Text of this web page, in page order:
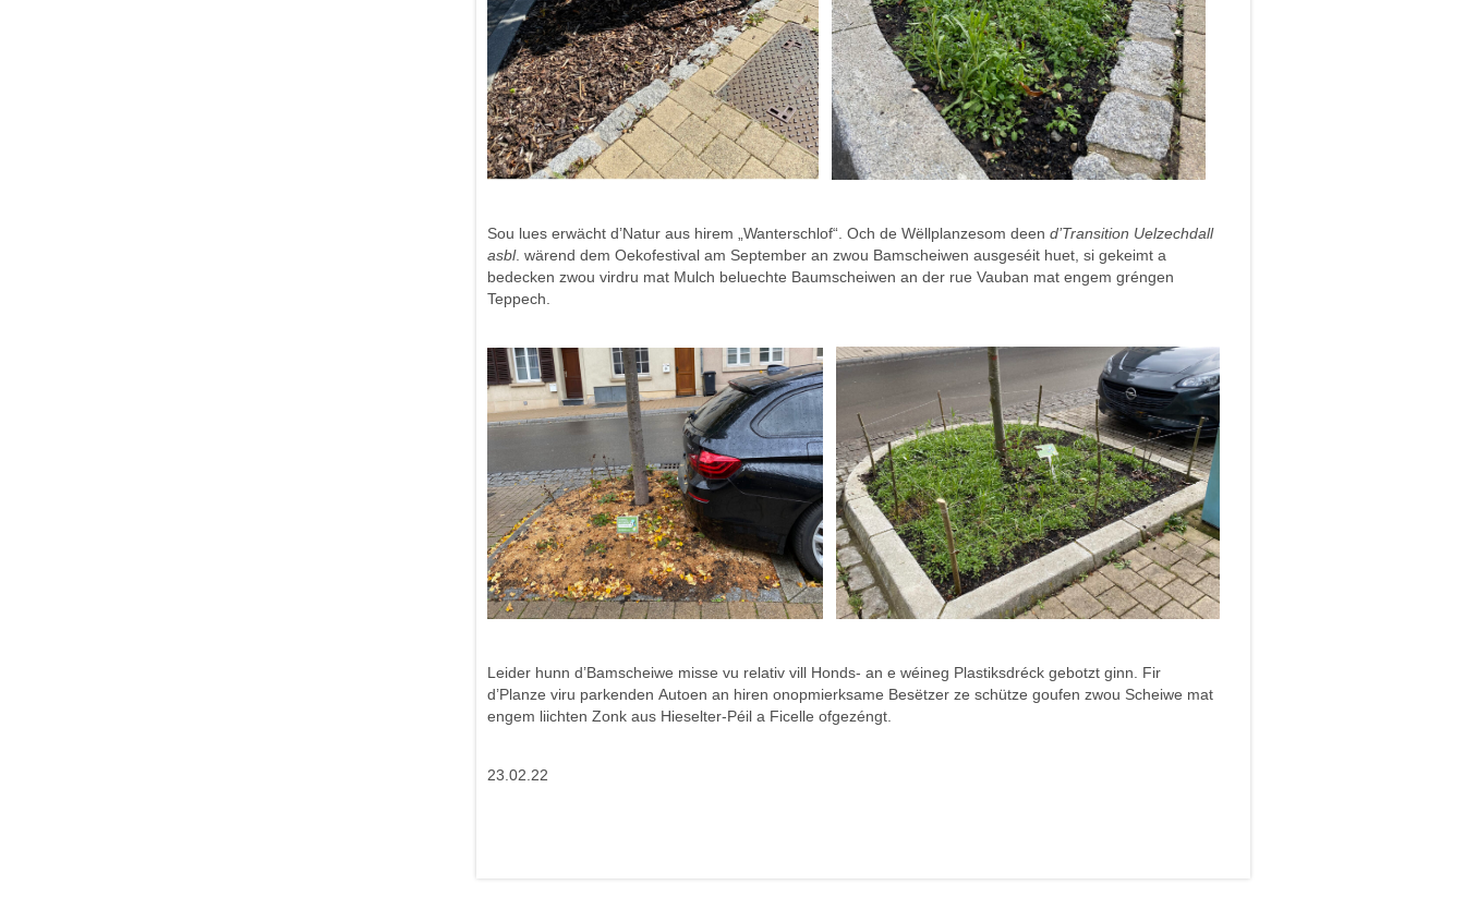
Sou lues erwächt d’Natur aus hirem „Wanterschlof“. Och de Wëllplanzesom deen d’Transition Uelzechdall
asbl. wärend dem Oekofestival am September an zwou Bamscheiwen ausgeséit huet, si gekeimt a
bedecken zwou virdru mat Mulch beluechte Baumscheiwen an der rue Vauban mat engem gréngen
Teppech.
Leider hunn d’Bamscheiwe misse vu relativ vill Honds- an e wéineg Plastiksdréck gebotzt ginn. Fir
d’Planze viru parkenden Autoen an hiren onopmierksame Besëtzer ze schütze goufen zwou Scheiwe mat
engem liichten Zonk aus Hieselter-Péil a Ficelle ofgezéngt.
23.02.22